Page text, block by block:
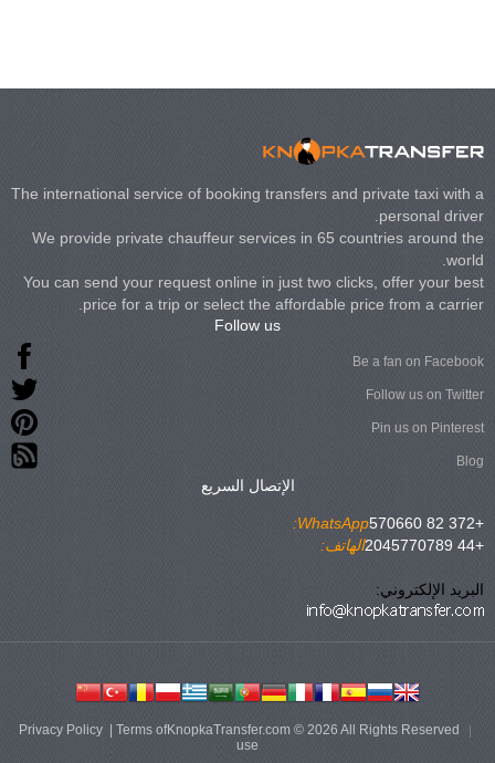
The international service of booking transfers and private taxi with a
personal driver.
We provide private chauffeur services in 65 countries around the
world.
You can send your request online in just two clicks, offer your best
price for a trip or select the affordable price from a carrier.
Follow us
Be a fan on Facebook
Follow us on Twitter
Pin us on Pinterest
Blog
الإتصال السريع
WhatsApp:
+372 82 570660
الهاتف:
+44 2045770789
البريد الإلكتروني:
KnopkaTransfer.com © 2026 All Rights Reserved
Privacy Policy| Terms of
use